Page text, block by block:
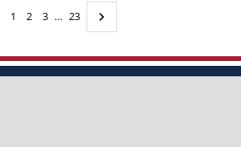
1 2 3 … 23